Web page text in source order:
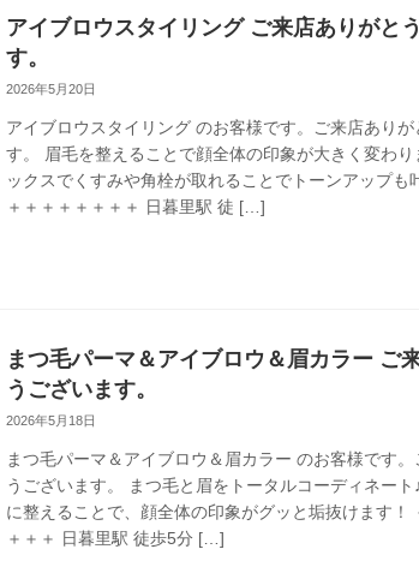
アイブロウスタイリング ご来店ありがと
す。
2026年5月20日
アイブロウスタイリング のお客様です。ご来店ありが
す。 眉毛を整えることで顔全体の印象が大きく変わ
ックスでくすみや角栓が取れることでトーンアップも
＋＋＋＋＋＋＋＋ 日暮里駅 徒 […]
まつ毛パーマ＆アイブロウ＆眉カラー ご
うございます。
2026年5月18日
まつ毛パーマ＆アイブロウ＆眉カラー のお客様です。
うございます。 まつ毛と眉をトータルコーディネー
に整えることで、顔全体の印象がグッと垢抜けます！
＋＋＋ 日暮里駅 徒歩5分 […]